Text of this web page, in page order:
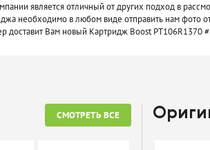
является отличный от других подход в
необходимо в любом виде отправить нам фото
доставит Вам новый Картридж Boost PT106R1370
СМОТРЕТЬ ВСЕ